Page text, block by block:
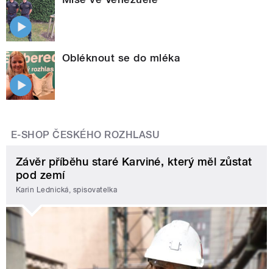
Obléknout se do mléka
E-SHOP ČESKÉHO ROZHLASU
Závěr příběhu staré Karviné, který měl zůstat
pod zemí
Karin Lednická, spisovatelka